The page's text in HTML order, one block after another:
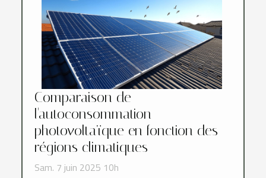
Comparaison de
l'autoconsommation
photovoltaïque en fonction des
régions climatiques
Sam. 7 juin 2025 10h